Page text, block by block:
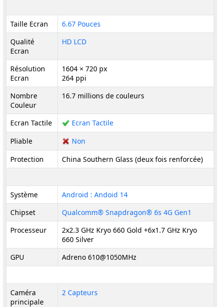
Taille Ecran
6.67 Pouces
Qualité
Ecran
HD LCD
Résolution
Ecran
1604 × 720 px
264 ppi
Nombre
Couleur
16.7 millions de couleurs
Ecran Tactile
Ecran Tactile
Pliable
Non
Protection
China Southern Glass (deux fois renforcée)
Système
Android : Andoid 14
Chipset
Qualcomm® Snapdragon® 6s 4G Gen1
Processeur
2x2.3 GHz Kryo 660 Gold +6x1.7 GHz Kryo
660 Silver
GPU
Adreno 610@1050MHz
Caméra
principale
2 Capteurs